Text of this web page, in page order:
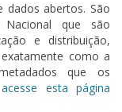
dados abertos. São
Nacional que são
e distribuição,
como a
que os
acesse esta página